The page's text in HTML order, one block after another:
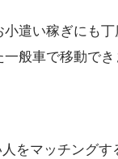
遣い稼ぎにも
般車で移動でき
をマッチング